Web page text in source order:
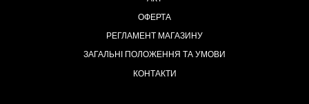
ОФЕРТА
РЕГЛАМЕНТ МАГАЗИНУ
ЗАГАЛЬНІ ПОЛОЖЕННЯ ТА УМОВИ
КОНТАКТИ